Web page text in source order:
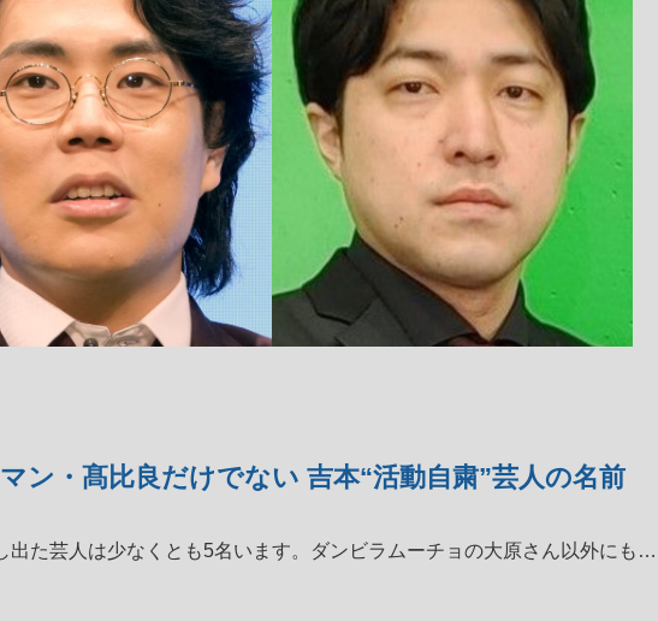
ン・髙比良だけでない 吉本“活動自粛”芸人の名前
出た芸人は少なくとも5名います。ダンビラムーチョの大原さん以外にも…